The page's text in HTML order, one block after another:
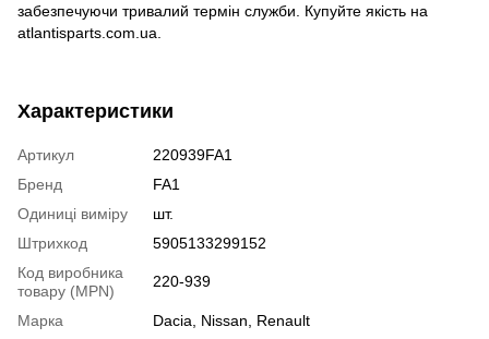
забезпечуючи тривалий термін служби. Купуйте якість на
atlantisparts.com.ua.
Характеристики
Артикул
220939FA1
Бренд
FA1
Одиниці виміру
шт.
Штрихкод
5905133299152
Код виробника
товару (MPN)
220-939
Марка Dacia Nissan
Renault